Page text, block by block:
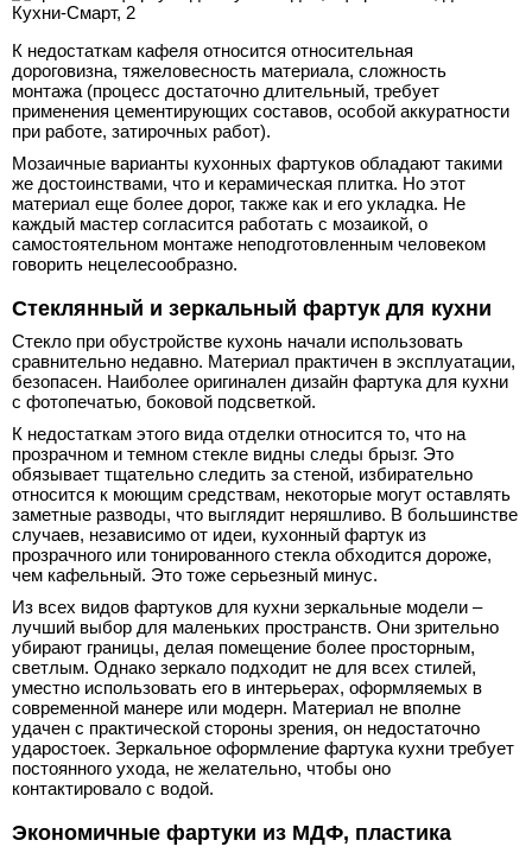
К недостаткам кафеля относится относительная
дороговизна, тяжеловесность материала, сложность
монтажа (процесс достаточно длительный, требует
применения цементирующих составов, особой аккуратности
при работе, затирочных работ).
Мозаичные варианты кухонных фартуков обладают такими
же достоинствами, что и керамическая плитка. Но этот
материал еще более дорог, также как и его укладка. Не
каждый мастер согласится работать с мозаикой, о
самостоятельном монтаже неподготовленным человеком
говорить нецелесообразно.
Стеклянный и зеркальный фартук для кухни
Стекло при обустройстве кухонь начали использовать
сравнительно недавно. Материал практичен в эксплуатации,
безопасен. Наиболее оригинален дизайн фартука для кухни
с фотопечатью, боковой подсветкой.
К недостаткам этого вида отделки относится то, что на
прозрачном и темном стекле видны следы брызг. Это
обязывает тщательно следить за стеной, избирательно
относится к моющим средствам, некоторые могут оставлять
заметные разводы, что выглядит неряшливо. В большинстве
случаев, независимо от идеи, кухонный фартук из
прозрачного или тонированного стекла обходится дороже,
чем кафельный. Это тоже серьезный минус.
Из всех видов фартуков для кухни зеркальные модели –
лучший выбор для маленьких пространств. Они зрительно
убирают границы, делая помещение более просторным,
светлым. Однако зеркало подходит не для всех стилей,
уместно использовать его в интерьерах, оформляемых в
современной манере или модерн. Материал не вполне
удачен с практической стороны зрения, он недостаточно
ударостоек. Зеркальное оформление фартука кухни требует
постоянного ухода, не желательно, чтобы оно
контактировало с водой.
Экономичные фартуки из МДФ, пластика